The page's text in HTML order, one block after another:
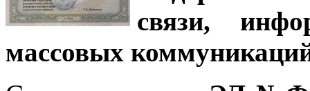
связи,
массовых